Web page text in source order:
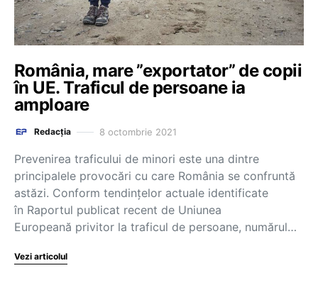
România, mare ”exportator” de copii
în UE. Traficul de persoane ia
amploare
Redacția 8 octombrie 2021
Prevenirea traficului de minori este una dintre
principalele provocări cu care România se confruntă
astăzi. Conform tendințelor actuale identificate
în Raportul publicat recent de Uniunea
Europeană privitor la traficul de persoane, numărul…
Vezi articolul